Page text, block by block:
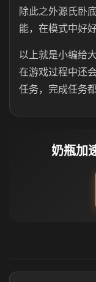
除此之外源氏卧
能，在模式中好
以上就是小编给
在游戏过程中还
任务，完成任务
奶瓶加